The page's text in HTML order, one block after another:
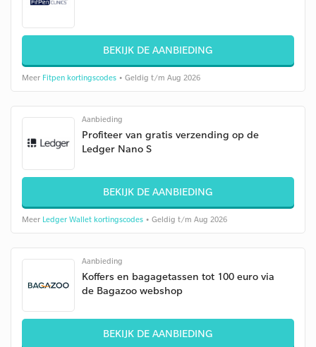
BEKIJK DE AANBIEDING
Meer Fitpen kortingscodes • Geldig t/m Aug 2026
Aanbieding
Profiteer van gratis verzending op de
Ledger Nano S
BEKIJK DE AANBIEDING
Meer Ledger Wallet kortingscodes • Geldig t/m Aug 2026
Aanbieding
Koffers en bagagetassen tot 100 euro via
de Bagazoo webshop
BEKIJK DE AANBIEDING